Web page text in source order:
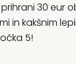
30
in kakšnim
5!